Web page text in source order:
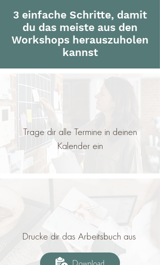
3 einfache Schritte, damit
du das meiste aus den
Workshops herauszuholen
kannst
Trage dir alle Termine in deinen
Kalender ein
Drucke dir das Arbeitsbuch aus